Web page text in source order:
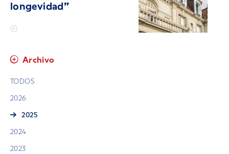
longevidad”
Archivo
TODOS
2026
2025
2024
2023